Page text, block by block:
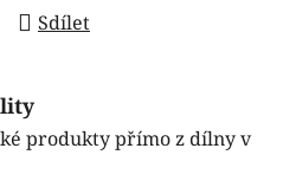
Sdílet
produkty přímo z dílny v